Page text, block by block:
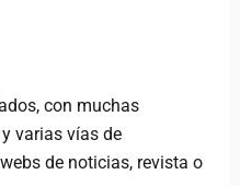
con muchas
varias vías de
de noticias, revista o